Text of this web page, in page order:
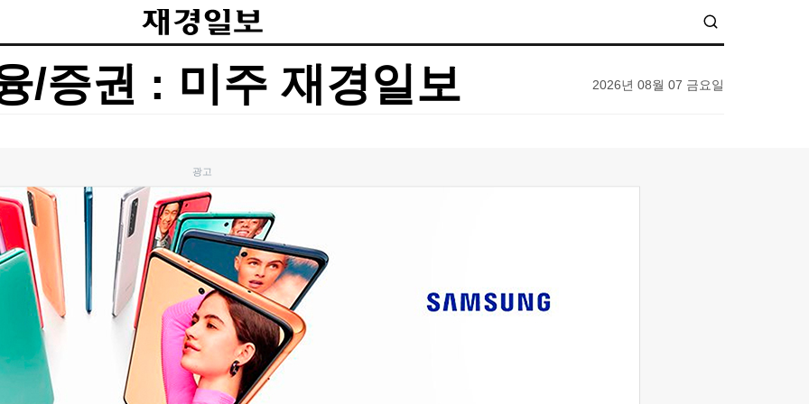
/증권 : 미주 재경일보 2026년 08월 07 금요일